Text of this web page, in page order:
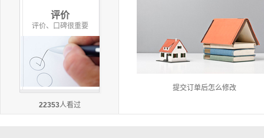
评价
评价、口碑很重要
22353人看过
提交订单后怎么修改